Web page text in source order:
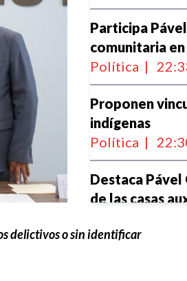
Participa
comunitaria
Política |
Proponen
indígenas
Política |
Destaca
de las casas
Política
delictivos o sin identificar